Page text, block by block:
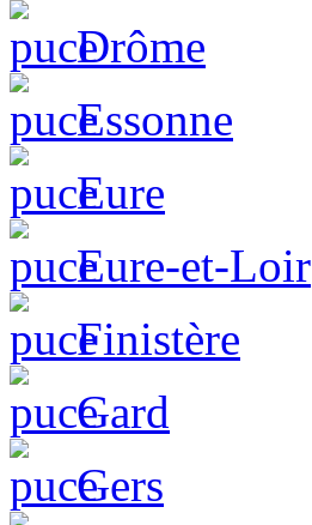
Drôme
Essonne
Eure
Eure-et-Loir
Finistère
Gard
Gers